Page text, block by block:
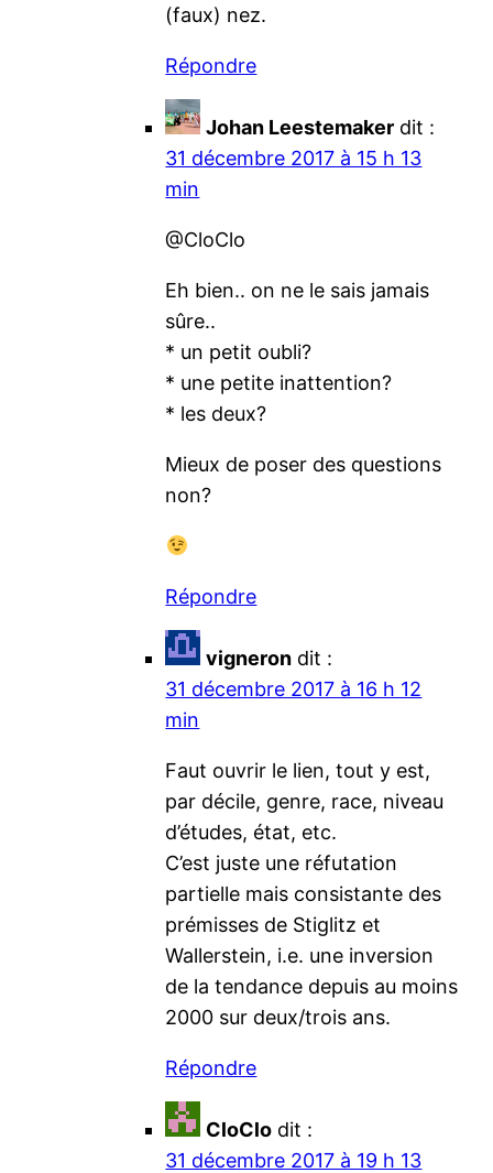
(faux) nez.
Répondre
Johan Leestemaker dit :
31 décembre 2017 à 15 h 13
min
@CloClo
Eh bien.. on ne le sais jamais
sûre..
* un petit oubli?
* une petite inattention?
* les deux?
Mieux de poser des questions
non?
Répondre
vigneron dit :
31 décembre 2017 à 16 h 12
min
Faut ouvrir le lien, tout y est,
par décile, genre, race, niveau
d’études, état, etc.
C’est juste une réfutation
partielle mais consistante des
prémisses de Stiglitz et
Wallerstein, i.e. une inversion
de la tendance depuis au moins
2000 sur deux/trois ans.
Répondre
CloClo dit :
31 décembre 2017 à 19 h 13